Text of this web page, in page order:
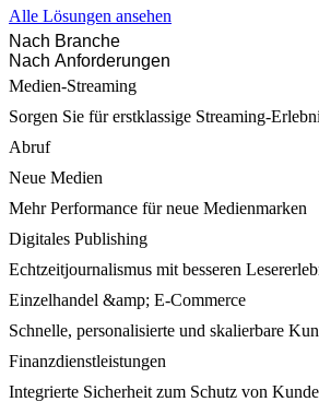
Alle Lösungen ansehen
Nach Branche
Nach Anforderungen
Medien-Streaming
Sorgen Sie für erstklassige Streaming-
Abruf
Neue Medien
Mehr Performance für neue Medienmarken
Digitales Publishing
Echtzeitjournalismus mit besseren
Einzelhandel &amp; E-Commerce
Schnelle, personalisierte und skalierbare
Finanzdienstleistungen
Integrierte Sicherheit zum Schutz von